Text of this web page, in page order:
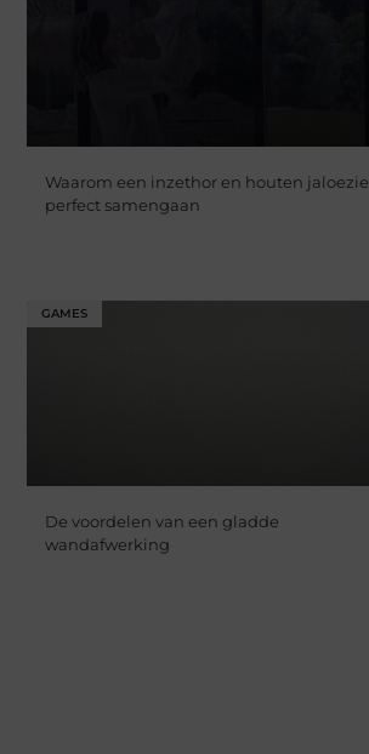
Waarom een inzethor en houten jaloezie
perfect samengaan
GAMES
De voordelen van een gladde
wandafwerking